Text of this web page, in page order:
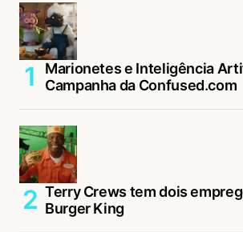
Marionetes e Inteligência
Campanha da Confused.com
Terry Crews tem dois
Burger King